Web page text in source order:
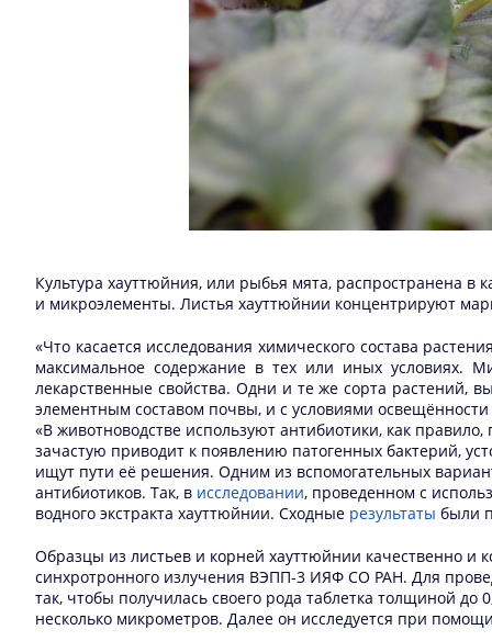
Культура хауттюйния, или рыбья мята, распространена в
и микроэлементы. Листья хауттюйнии концентрируют
«Что касается исследования химического состава
максимальное содержание в тех или иных условиях.
лекарственные свойства. Одни и те же сорта растений,
элементным составом почвы, и с условиями
«В животноводстве используют антибиотики, как
зачастую приводит к появлению патогенных бактерий,
ищут пути её решения. Одним из вспомогательных
антибиотиков. Так, в исследовании, проведенном с
водного экстракта хауттюйнии. Сходные результаты были
Образцы из листьев и корней хауттюйнии качественно и
синхротронного излучения ВЭПП-3 ИЯФ СО РАН. Для
так, чтобы получилась своего рода таблетка толщиной
несколько микрометров. Далее он исследуется при